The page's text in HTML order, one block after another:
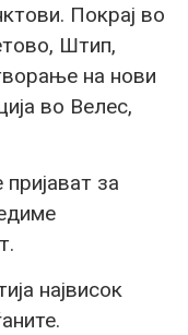
Покрај во
Штип,
на нови
во Велес,
за
највисок